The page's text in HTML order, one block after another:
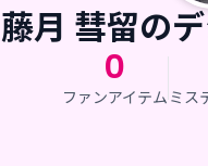
藤月 彗留の
0
ファンアイテムミス